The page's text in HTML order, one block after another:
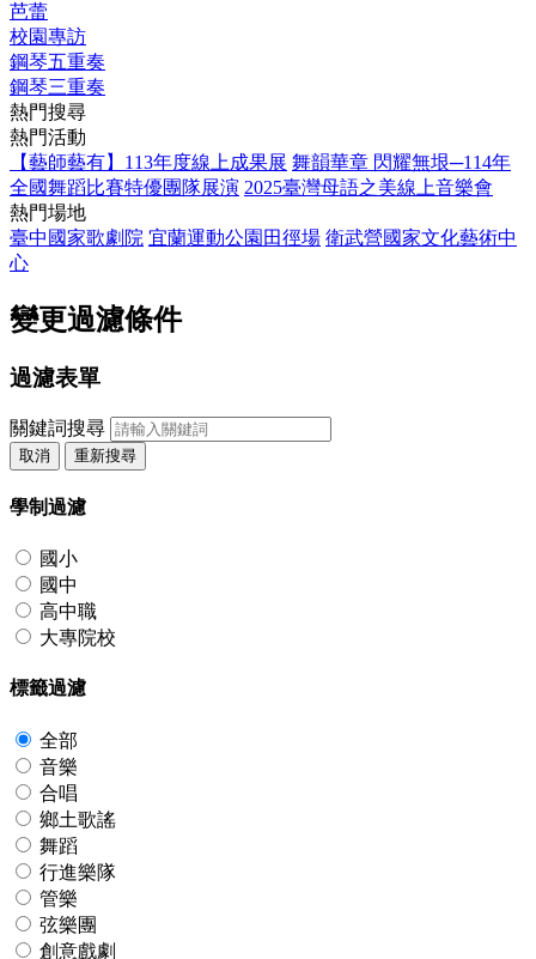
芭蕾
校園專訪
鋼琴五重奏
鋼琴三重奏
熱門搜尋
熱門活動
【藝師藝有】113年度線上成果展 舞韻華章 閃耀無垠─114年
全國舞蹈比賽特優團隊展演 2025臺灣母語之美線上音樂會
熱門場地
臺中國家歌劇院 宜蘭運動公園田徑場 衛武營國家文化藝術中
心
變更過濾條件
過濾表單
關鍵詞搜尋
取消 重新搜尋
學制過濾
國小
國中
高中職
大專院校
標籤過濾
全部
音樂
合唱
鄉土歌謠
舞蹈
行進樂隊
管樂
弦樂團
創意戲劇